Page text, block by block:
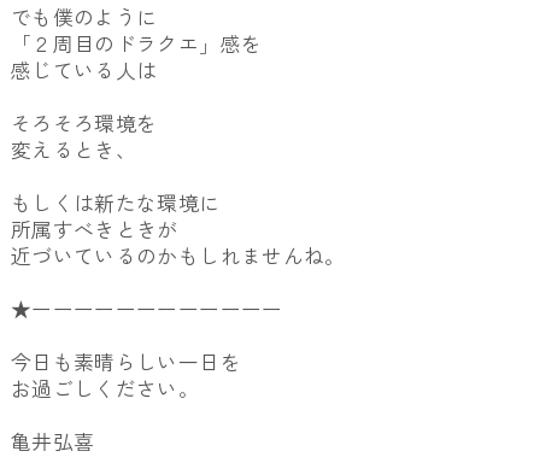
でも僕のように
「２周目のドラクエ」感を
感じている人は
そろそろ環境を
変えるとき、
もしくは新たな環境に
所属すべきときが
近づいているのかもしれませんね。
★ーーーーーーーーーーーー
今日も素晴らしい一日を
お過ごしください。
亀井弘喜